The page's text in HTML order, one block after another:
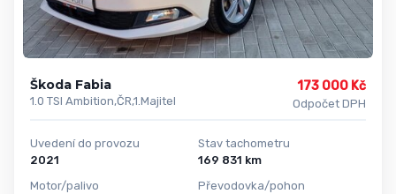
Škoda Fabia
1.0 TSI Ambition,ČR,1.Majitel
173 000 Kč
Odpočet DPH
Uvedení do provozu
2021
Motor/palivo
Stav tachometru
169 831 km
Převodovka/pohon